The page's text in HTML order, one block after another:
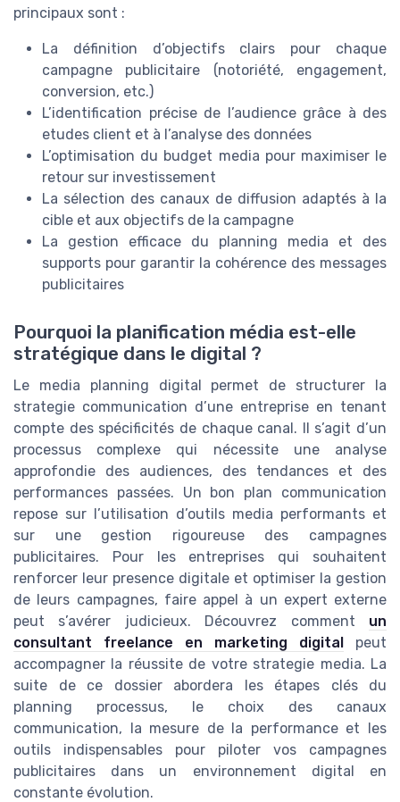
principaux sont :
La définition d’objectifs clairs pour chaque
campagne publicitaire (notoriété, engagement,
conversion, etc.)
L’identification précise de l’audience grâce à des
etudes client et à l’analyse des données
L’optimisation du budget media pour maximiser le
retour sur investissement
La sélection des canaux de diffusion adaptés à la
cible et aux objectifs de la campagne
La gestion efficace du planning media et des
supports pour garantir la cohérence des messages
publicitaires
Pourquoi la planification média est-elle
stratégique dans le digital ?
Le media planning digital permet de structurer la
strategie communication d’une entreprise en tenant
compte des spécificités de chaque canal. Il s’agit d’un
processus complexe qui nécessite une analyse
approfondie des audiences, des tendances et des
performances passées. Un bon plan communication
repose sur l’utilisation d’outils media performants et
sur une gestion rigoureuse des campagnes
publicitaires. Pour les entreprises qui souhaitent
renforcer leur presence digitale et optimiser la gestion
de leurs campagnes, faire appel à un expert externe
peut s’avérer judicieux. Découvrez comment un
consultant freelance en marketing digital peut
accompagner la réussite de votre strategie media. La
suite de ce dossier abordera les étapes clés du
planning processus, le choix des canaux
communication, la mesure de la performance et les
outils indispensables pour piloter vos campagnes
publicitaires dans un environnement digital en
constante évolution.